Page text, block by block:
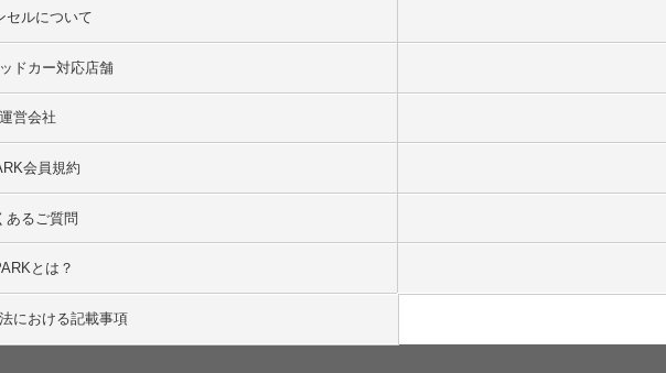
セルについて
ドカー対応店舗
運営会社
会員規約
あるご質問
とは？
における記載事項